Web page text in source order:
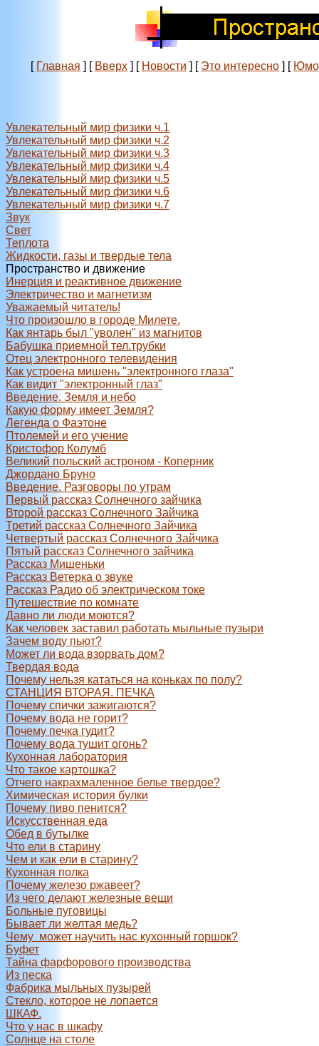
[ Главная ] [ Вверх ] [ Новости ] [ Это интересно ] [
Увлекательный мир физики ч.1
Увлекательный мир физики ч.2
Увлекательный мир физики ч.3
Увлекательный мир физики ч.4
Увлекательный мир физики ч.5
Увлекательный мир физики ч.6
Увлекательный мир физики ч.7
Звук
Свет
Теплота
Жидкости, газы и твердые тела
Пространство и движение
Инерция и реактивное движение
Электричество и магнетизм
Уважаемый читатель!
Что произошло в городе Милете.
Как янтарь был "уволен" из магнитов
Бабушка приемной тел.трубки
Отец электронного телевидения
Как устроена мишень "электронного глаза"
Как видит "электронный глаз"
Введение. Земля и небо
Какую форму имеет Земля?
Легенда о Фаэтоне
Птолемей и его учение
Кристофор Колумб
Великий польский астроном - Коперник
Джордано Бруно
Введение. Разговоры по утрам
Первый рассказ Солнечного зайчика
Второй рассказ Солнечного Зайчика
Третий рассказ Солнечного Зайчика
Четвертый рассказ Солнечного Зайчика
Пятый рассказ Солнечного зайчика
Рассказ Мишеньки
Рассказ Ветерка о звуке
Рассказ Радио об электрическом токе
Путешествие по комнате
Давно ли люди моются?
Как человек заставил работать мыльные пузыри
Зачем воду пьют?
Может ли вода взорвать дом?
Твердая вода
Почему нельзя кататься на коньках по полу?
СТАНЦИЯ ВТОРАЯ. ПЕЧКА
Почему спички зажигаются?
Почему вода не горит?
Почему печка гудит?
Почему вода тушит огонь?
Кухонная лаборатория
Что такое картошка?
Отчего накрахмаленное белье твердое?
Химическая история булки
Почему пиво пенится?
Искусственная еда
Обед в бутылке
Что ели в старину
Чем и как ели в старину?
Кухонная полка
Почему железо ржавеет?
Из чего делают железные вещи
Больные пуговицы
Бывает ли желтая медь?
Чему может научить нас кухонный горшок?
Буфет
Тайна фарфорового производства
Из песка
Фабрика мыльных пузырей
Стекло, которое не лопается
ШКАФ.
Что у нас в шкафу
Солнце на столе